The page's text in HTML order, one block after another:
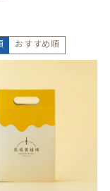
おすすめ順